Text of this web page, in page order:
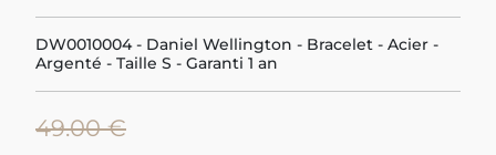
DW0010004 - Daniel Wellington - Bracelet - Acier -
Argenté - Taille S - Garanti 1 an
49.00 €